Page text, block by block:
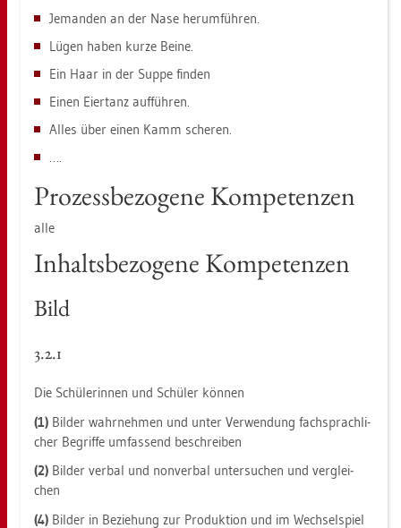
Je­man­den an der Nase her­um­füh­ren.
Lügen haben kurze Beine.
Ein Haar in der Suppe fin­den
Einen Ei­er­tanz auf­füh­ren.
Alles über einen Kamm sche­ren.
….
Pro­zess­be­zo­ge­ne Kom­pe­ten­zen
alle
In­halts­be­zo­ge­ne Kom­pe­ten­zen
Bild
3.2.1
Die Schü­le­rin­nen und Schü­ler kön­nen
(1) Bil­der wahr­neh­men und unter Ver­wen­dung fach­sprach­li­
cher Be­grif­fe um­fas­send be­schrei­ben
(2) Bil­der ver­bal und non­ver­bal un­ter­su­chen und ver­glei­
chen
(4) Bil­der in Be­zie­hung zur Pro­duk­ti­on und im Wech­sel­spiel